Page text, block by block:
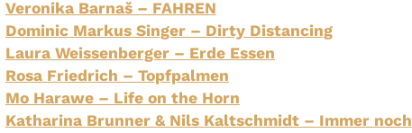
Veronika Barnaš – FAHREN
Dominic Markus Singer – Dirty Distancing
Laura Weissenberger – Erde Essen
Rosa Friedrich – Topfpalmen
Mo Harawe – Life on the Horn
Katharina Brunner & Nils Kaltschmidt – Immer noch